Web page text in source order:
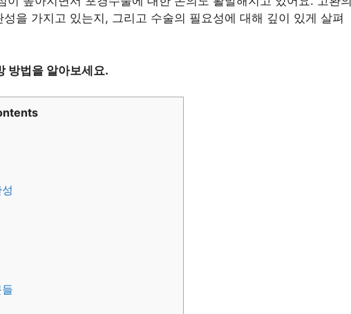
을 가지고 있는지, 그리고 수술의 필요성에 대해 깊이 있게 살펴
방법을 알아보세요.